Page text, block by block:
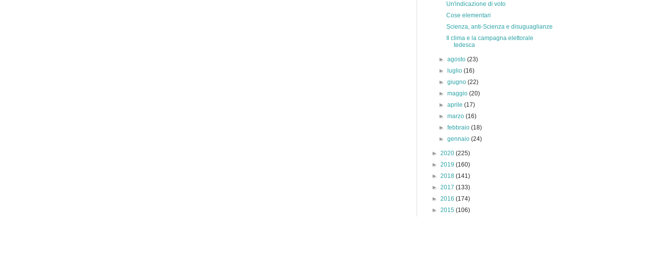
Un'indicazione di voto
Cose elementari
Scienza, anti-Scienza e disuguaglianze
Il clima e la campagna elettorale
tedesca
►agosto(23)
►
luglio(16)
►giugno(22)
►maggio(20)
►aprile(17)
►marzo(16)
►febbraio(18)
►gennaio(24)
► 2020 (225)
► 2019 (160)
► 2018 (141)
► 2017 (133)
► 2016 (174)
► 2015 (106)